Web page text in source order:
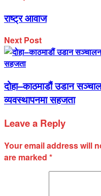
राष्ट्र आवाज
Next Post
दोहा–काठमाडौं उडान
व्यवस्थापनमा सहजता
Leave a Reply
Your email address will
are marked *